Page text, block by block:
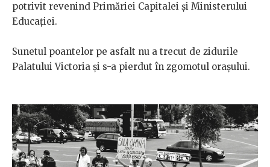
potrivit revenind Primăriei Capitalei și Ministerului
Educației.
Sunetul poantelor pe asfalt nu a trecut de zidurile
Palatului Victoria și s-a pierdut în zgomotul orașului.